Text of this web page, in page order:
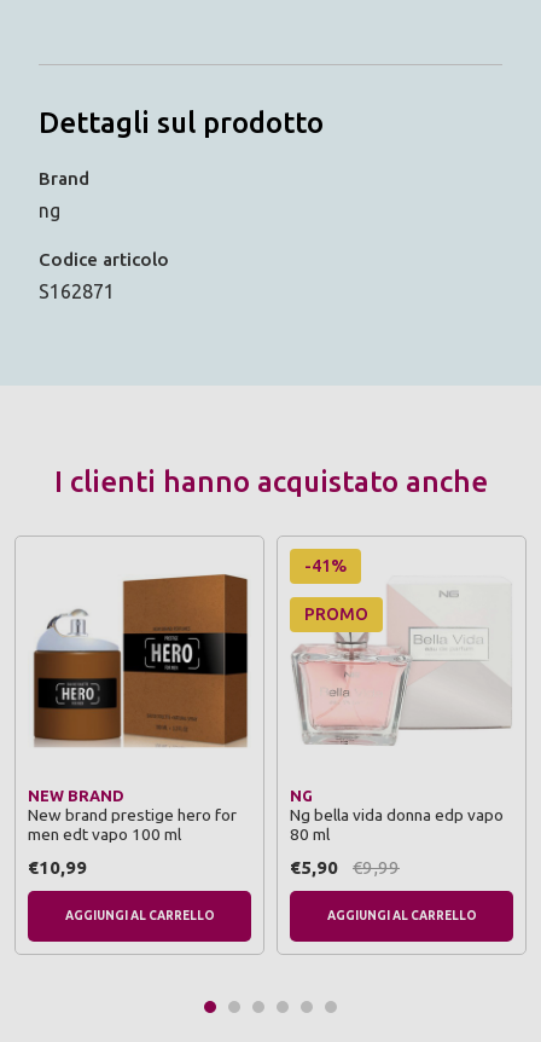
Dettagli sul prodotto
Brand
ng
Codice articolo
S162871
I clienti hanno acquistato anche
NEW BRAND
New brand prestige hero for
men edt vapo 100 ml
€10,99
AGGIUNGI AL CARRELLO
-41%
PROMO
NG
Ng bella vida donna edp vapo
80 ml
€5,90 €9,99
AGGIUNGI AL CARRELLO